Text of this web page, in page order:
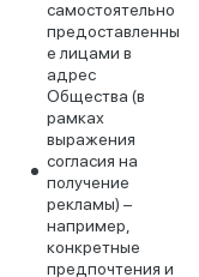
самостоятельно
предоставленны
е лицами в
адрес
Общества (в
рамках
выражения
согласия на
получение
рекламы) –
например,
конкретные
предпочтения и